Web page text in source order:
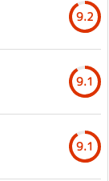
9.2
9.1
9.1